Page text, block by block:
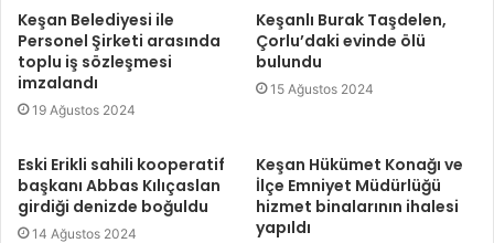
Keşan Belediyesi ile
Personel Şirketi arasında
toplu iş sözleşmesi
imzalandı
19 Ağustos 2024
Keşanlı Burak Taşdelen,
Çorlu’daki evinde ölü
bulundu
15 Ağustos 2024
Eski Erikli sahili kooperatif
başkanı Abbas Kılıçaslan
girdiği denizde boğuldu
14 Ağustos 2024
Keşan Hükümet Konağı ve
İlçe Emniyet Müdürlüğü
hizmet binalarının ihalesi
yapıldı